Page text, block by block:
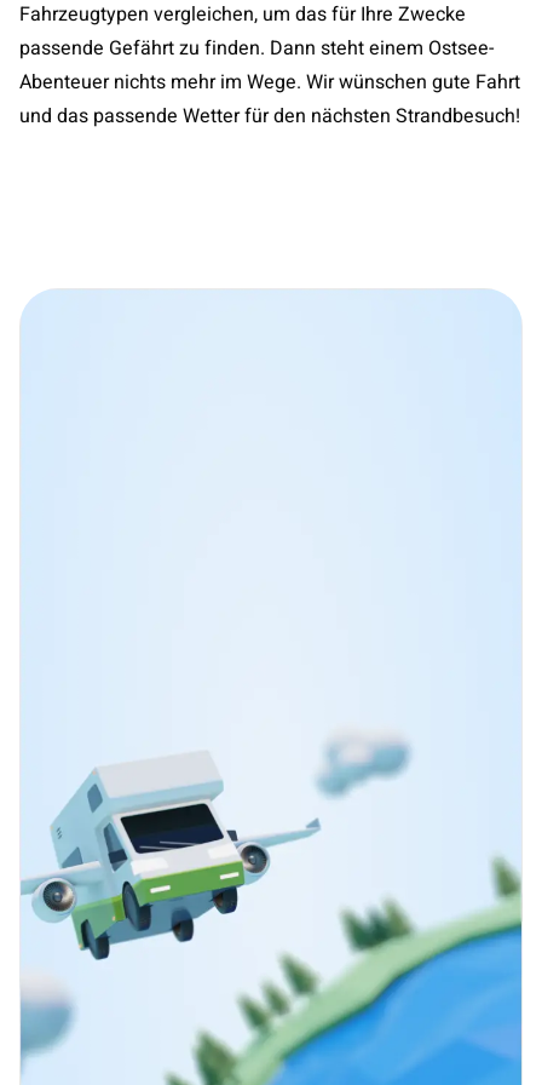
Fahrzeugtypen vergleichen, um das für Ihre Zwecke
passende Gefährt zu finden. Dann steht einem Ostsee-
Abenteuer nichts mehr im Wege. Wir wünschen gute Fahrt
und das passende Wetter für den nächsten Strandbesuch!